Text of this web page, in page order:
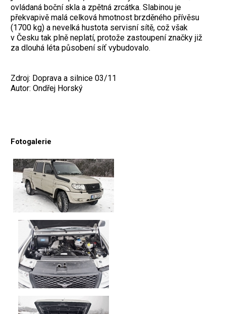
ovládaná boční skla a zpětná zrcátka. Slabinou je
překvapivě malá celková hmotnost brzděného přívěsu
(1700 kg) a nevelká hustota servisní sítě, což však
v Česku tak plně neplatí, protože zastoupení značky již
za dlouhá léta působení síť vybudovalo.
Zdroj: Doprava a silnice 03/11
Autor: Ondřej Horský
Fotogalerie